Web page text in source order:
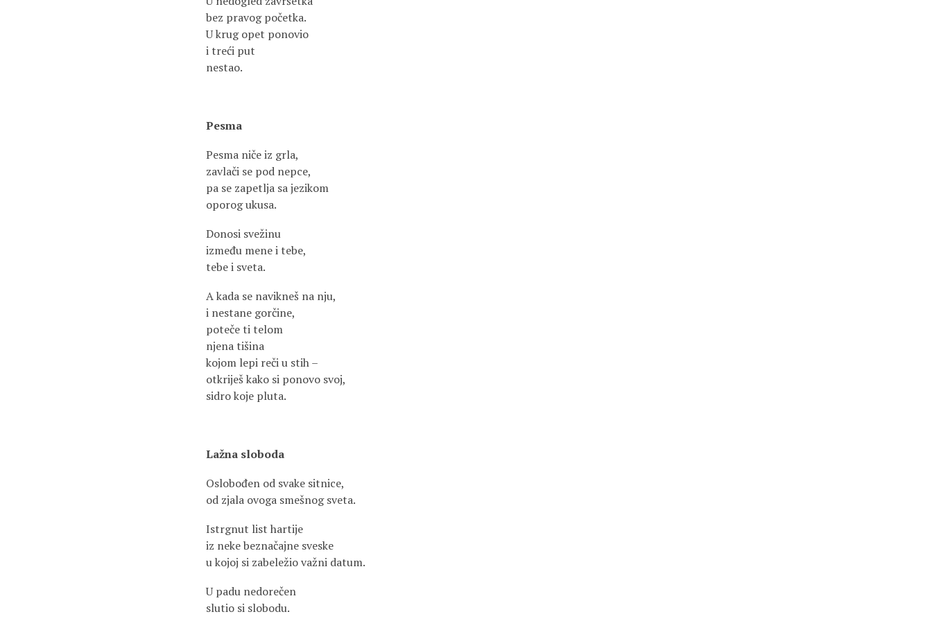
bez pravog početka.
U krug opet ponovio
i treći put
nestao.
Pesma
Pesma niče iz grla,
zavlači se pod nepce,
pa se zapetlja sa jezikom
oporog ukusa.
Donosi svežinu
između mene i tebe,
tebe i sveta.
A kada se navikneš na nju,
i nestane gorčine,
poteče ti telom
njena tišina
kojom lepi reči u stih –
otkriješ kako si ponovo svoj,
sidro koje pluta.
Lažna sloboda
Oslobođen od svake sitnice,
od zjala ovoga smešnog sveta.
Istrgnut list hartije
iz neke beznačajne sveske
u kojoj si zabeležio važni datum.
U padu nedorečen
slutio si slobodu.